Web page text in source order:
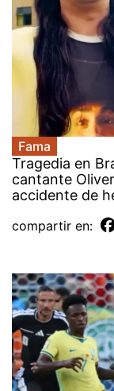
Fama
Tragedia en
cantante
accidente de
compartir en: